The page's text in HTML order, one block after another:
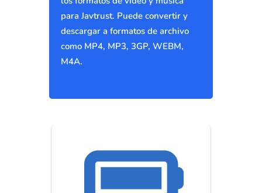
para Javtrust. Puede convertir y
descargar a formatos de archivo
como MP4, MP3, 3GP, WEBM,
M4A.